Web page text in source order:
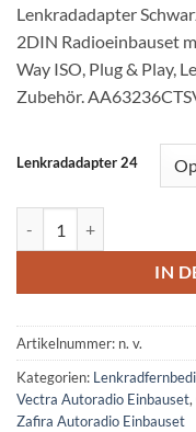
Lenkradadapter
2DIN Radioeinbauset
Way ISO, Plug & Play,
Zubehör.
Lenkradadapter 24
IN
Artikelnummer: n. v.
Kategorien:
Vectra Autoradio Einbauset,
Zafira Autoradio Einbauset